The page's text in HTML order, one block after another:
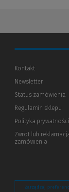
Kontakt
Newsletter
Status zamówienia
Regulamin sklepu
Polityka prywatności
Zwrot lub
zamówienia
Zarządzaj